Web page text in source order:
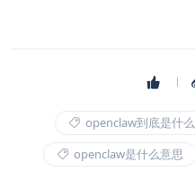
openclaw到底是什么
openclaw是什么意思